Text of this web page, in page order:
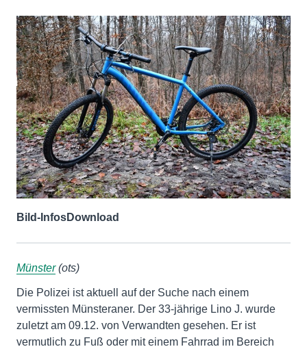
Bild-InfosDownload
Münster(ots)
Die Polizei ist aktuell auf der Suche nach einem
vermissten Münsteraner. Der 33-jährige Lino J. wurde
zuletzt am 09.12. von Verwandten gesehen. Er ist
vermutlich zu Fuß oder mit einem Fahrrad im Bereich